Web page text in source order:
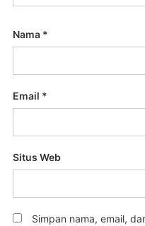
Nama *
Email *
Situs Web
Simpan nama, email,